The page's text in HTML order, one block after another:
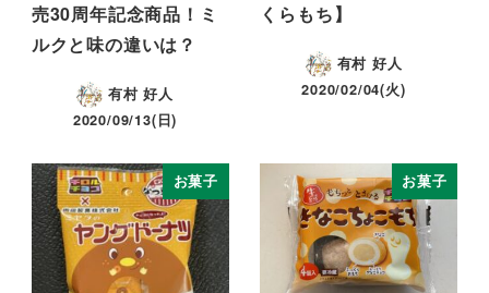
売30周年記念商品！ミ
ルクと味の違いは？
有村 好人
2020/09/13(日)
くらもち】
有村 好人
2020/02/04(火)
お菓子 お菓子